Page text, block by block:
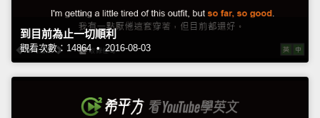
到目前為止一切順利
觀看次數：14864 • 2016-08-03